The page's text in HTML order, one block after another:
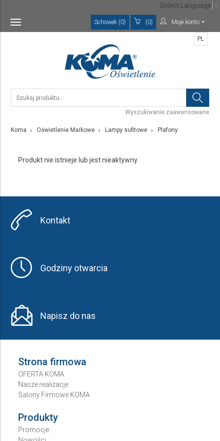
Toggle
navigation
Schowek (0) (0) Moje konto
Wyszukiwanie zaawansowane
PL
Koma Oświetlenie Markowe Lampy sufitowe Plafony
Produkt nie istnieje lub jest nieaktywny.
Kontakt
Godziny otwarcia
Napisz do nas
Strona firmowa
OFERTA KOMA
Nasze realizacje
Salony Firmowe KOMA
Produkty
Promocje
Select Language